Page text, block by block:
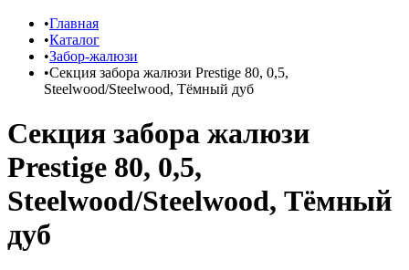
Главная
Каталог
Забор-жалюзи
Секция забора жалюзи Prestige 80, 0,5,
Steelwood/Steelwood, Тёмный дуб
Секция забора жалюзи
Prestige 80, 0,5,
Steelwood/Steelwood, Тёмный
дуб